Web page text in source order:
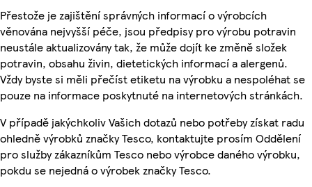
Přestože je zajištění správných informací o výrobcích
věnována nejvyšší péče, jsou předpisy pro výrobu potravin
neustále aktualizovány tak, že může dojít ke změně složek
potravin, obsahu živin, dietetických informací a alergenů.
Vždy byste si měli přečíst etiketu na výrobku a nespoléhat se
pouze na informace poskytnuté na internetových stránkách.
V případě jakýchkoliv Vašich dotazů nebo potřeby získat radu
ohledně výrobků značky Tesco, kontaktujte prosím Oddělení
pro služby zákazníkům Tesco nebo výrobce daného výrobku,
pokdu se nejedná o výrobek značky Tesco.